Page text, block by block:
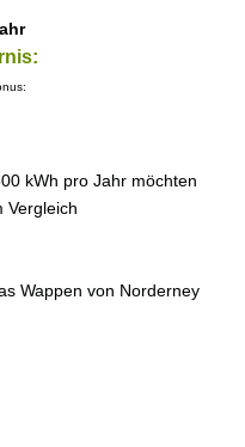
kWh pro Jahr möchten
Vergleich